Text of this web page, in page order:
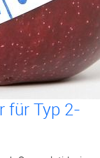
für Typ 2-